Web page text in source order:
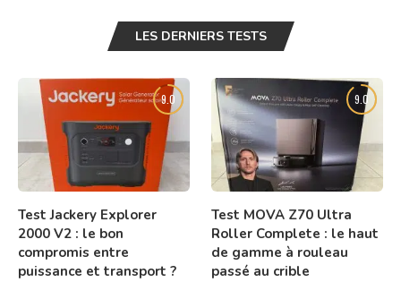
LES DERNIERS TESTS
9.0
Test Jackery Explorer
2000 V2 : le bon
compromis entre
puissance et transport ?
9.0
Test MOVA Z70 Ultra
Roller Complete : le haut
de gamme à rouleau
passé au crible